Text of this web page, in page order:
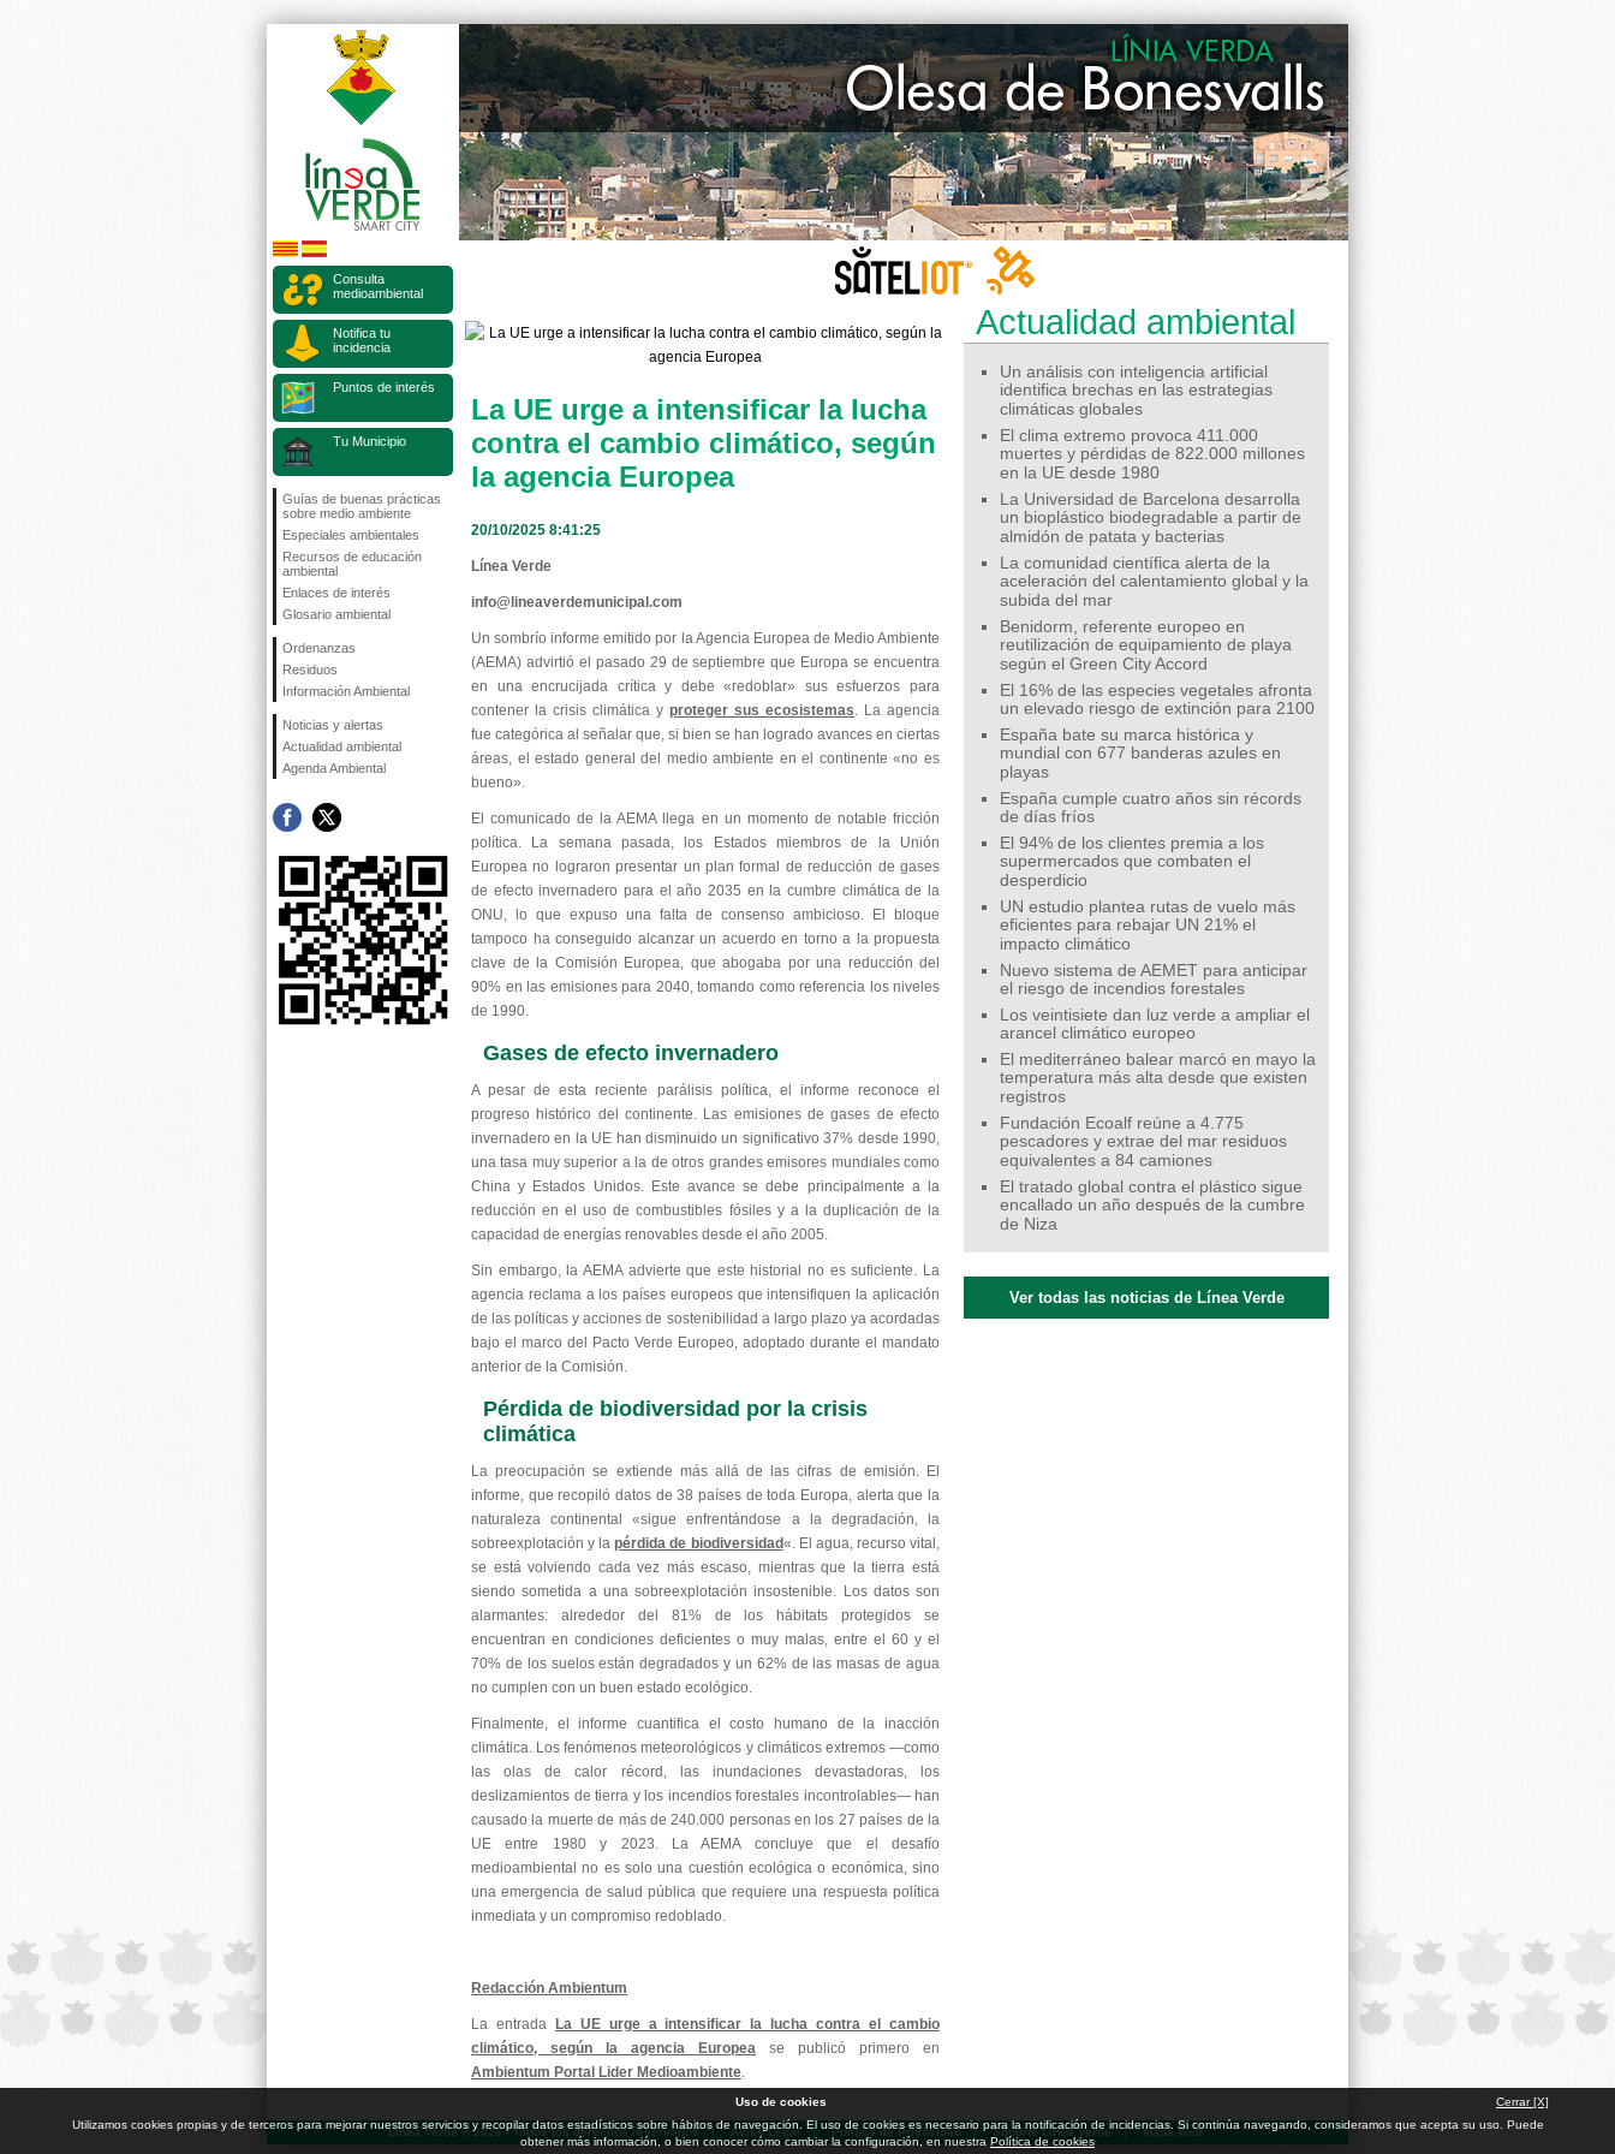
Consulta
medioambiental
Notifica tu
incidencia
Puntos de interés
Tu Municipio
Guías de buenas prácticas
sobre medio ambiente
Especiales ambientales
Recursos de educación
ambiental
Enlaces de interés
Glosario ambiental
Ordenanzas
Residuos
Información Ambiental
Noticias y alertas
Actualidad ambiental
Agenda Ambiental
La UE urge a intensificar la lucha
contra el cambio climático, según
la agencia Europea
20/10/2025 8:41:25
Línea Verde
info@lineaverdemunicipal.com
Un sombrío informe emitido por la Agencia Europea de Medio Ambiente
(AEMA) advirtió el pasado 29 de septiembre que Europa se encuentra
en una encrucijada crítica y debe «redoblar» sus esfuerzos para
contener la crisis climática y proteger sus ecosistemas. La agencia
fue categórica al señalar que, si bien se han logrado avances en ciertas
áreas, el estado general del medio ambiente en el continente «no es
bueno».
El comunicado de la AEMA llega en un momento de notable fricción
política. La semana pasada, los Estados miembros de la Unión
Europea no lograron presentar un plan formal de reducción de gases
de efecto invernadero para el año 2035 en la cumbre climática de la
ONU, lo que expuso una falta de consenso ambicioso. El bloque
tampoco ha conseguido alcanzar un acuerdo en torno a la propuesta
clave de la Comisión Europea, que abogaba por una reducción del
90% en las emisiones para 2040, tomando como referencia los niveles
de 1990.
Gases de efecto invernadero
A pesar de esta reciente parálisis política, el informe reconoce el
progreso histórico del continente. Las emisiones de gases de efecto
invernadero en la UE han disminuido un significativo 37% desde 1990,
una tasa muy superior a la de otros grandes emisores mundiales como
China y Estados Unidos. Este avance se debe principalmente a la
reducción en el uso de combustibles fósiles y a la duplicación de la
capacidad de energías renovables desde el año 2005.
Sin embargo, la AEMA advierte que este historial no es suficiente. La
agencia reclama a los países europeos que intensifiquen la aplicación
de las políticas y acciones de sostenibilidad a largo plazo ya acordadas
bajo el marco del Pacto Verde Europeo, adoptado durante el mandato
anterior de la Comisión.
Pérdida de biodiversidad por la crisis
climática
La preocupación se extiende más allá de las cifras de emisión. El
informe, que recopiló datos de 38 países de toda Europa, alerta que la
naturaleza continental «sigue enfrentándose a la degradación, la
sobreexplotación y lapérdida de biodiversidad«. El agua, recurso vital,
se está volviendo cada vez más escaso, mientras que la tierra está
siendo sometida a una sobreexplotación insostenible. Los datos son
alarmantes: alrededor del 81% de los hábitats protegidos se
encuentran en condiciones deficientes o muy malas, entre el 60 y el
70% de los suelos están degradados y un 62% de las masas de agua
no cumplen con un buen estado ecológico.
Finalmente, el informe cuantifica el costo humano de la inacción
climática. Los fenómenos meteorológicos y climáticos extremos —como
las olas de calor récord, las inundaciones devastadoras, los
deslizamientos de tierra y los incendios forestales incontrolables— han
causado la muerte de más de 240.000 personas en los 27 países de la
UE entre 1980 y 2023. La AEMA concluye que el desafío
medioambiental no es solo una cuestión ecológica o económica, sino
una emergencia de salud pública que requiere una respuesta política
inmediata y un compromiso redoblado.
Redacción Ambientum
La entrada
La UE urge a intensificar la lucha contra el cambio
climático, según la agencia Europea se publicó primero en
Ambientum Portal Lider Medioambiente.
Actualidad ambiental
Un análisis con inteligencia artificial
identifica brechas en las estrategias
climáticas globales
El clima extremo provoca 411.000
muertes y pérdidas de 822.000 millones
en la UE desde 1980
La Universidad de Barcelona desarrolla
un bioplástico biodegradable a partir de
almidón de patata y bacterias
La comunidad científica alerta de la
aceleración del calentamiento global y la
subida del mar
Benidorm, referente europeo en
reutilización de equipamiento de playa
según el Green City Accord
El 16% de las especies vegetales afronta
un elevado riesgo de extinción para 2100
España bate su marca histórica y
mundial con 677 banderas azules en
playas
España cumple cuatro años sin récords
de días fríos
El 94% de los clientes premia a los
supermercados que combaten el
desperdicio
UN estudio plantea rutas de vuelo más
eficientes para rebajar UN 21% el
impacto climático
Nuevo sistema de AEMET para anticipar
el riesgo de incendios forestales
Los veintisiete dan luz verde a ampliar el
arancel climático europeo
El mediterráneo balear marcó en mayo la
temperatura más alta desde que existen
registros
Fundación Ecoalf reúne a 4.775
pescadores y extrae del mar residuos
equivalentes a 84 camiones
El tratado global contra el plástico sigue
encallado un año después de la cumbre
de Niza
Ver todas las noticias de Línea Verde
Cerrar [X]
Uso de cookies
Utilizamos cookies propias y de terceros para mejorar nuestros servicios y recopilar datos estadísticos sobre hábitos de navegación. El uso de cookies es necesario para la notificación de incidencias. Si continúa navegando, consideramos que acepta su uso. Puede
obtener más información, o bien conocer cómo cambiar la configuración, en nuestra Política de cookies
Línea Verde ® 2026 - Todos los derechos reservados | Aviso Legal | Política de Privacidad | Soporte Línea Verde | Mapa Web